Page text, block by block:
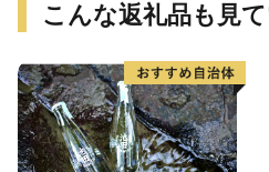
こんな返礼品も見